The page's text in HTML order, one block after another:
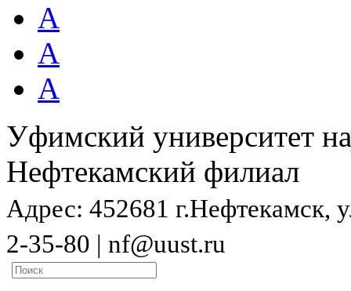
А
А
А
Уфимский университет
Нефтекамский филиал
Адрес: 452681 г.Нефтекамск,
2-35-80 | nf@uust.ru